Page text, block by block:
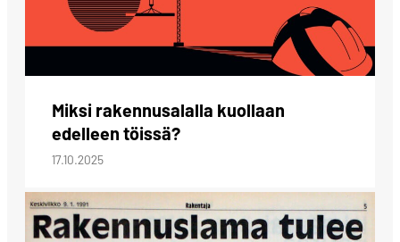
Miksi rakennusalalla kuollaan
edelleen töissä?
17.10.2025